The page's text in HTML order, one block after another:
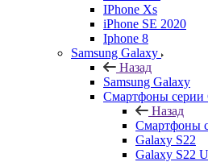
IPhone Xs
iPhone SE 2020
Iphone 8
Samsung Galaxy
Назад
Samsung Galaxy
Смартфоны серии
Назад
Смартфоны
Galaxy S22
Galaxy S22